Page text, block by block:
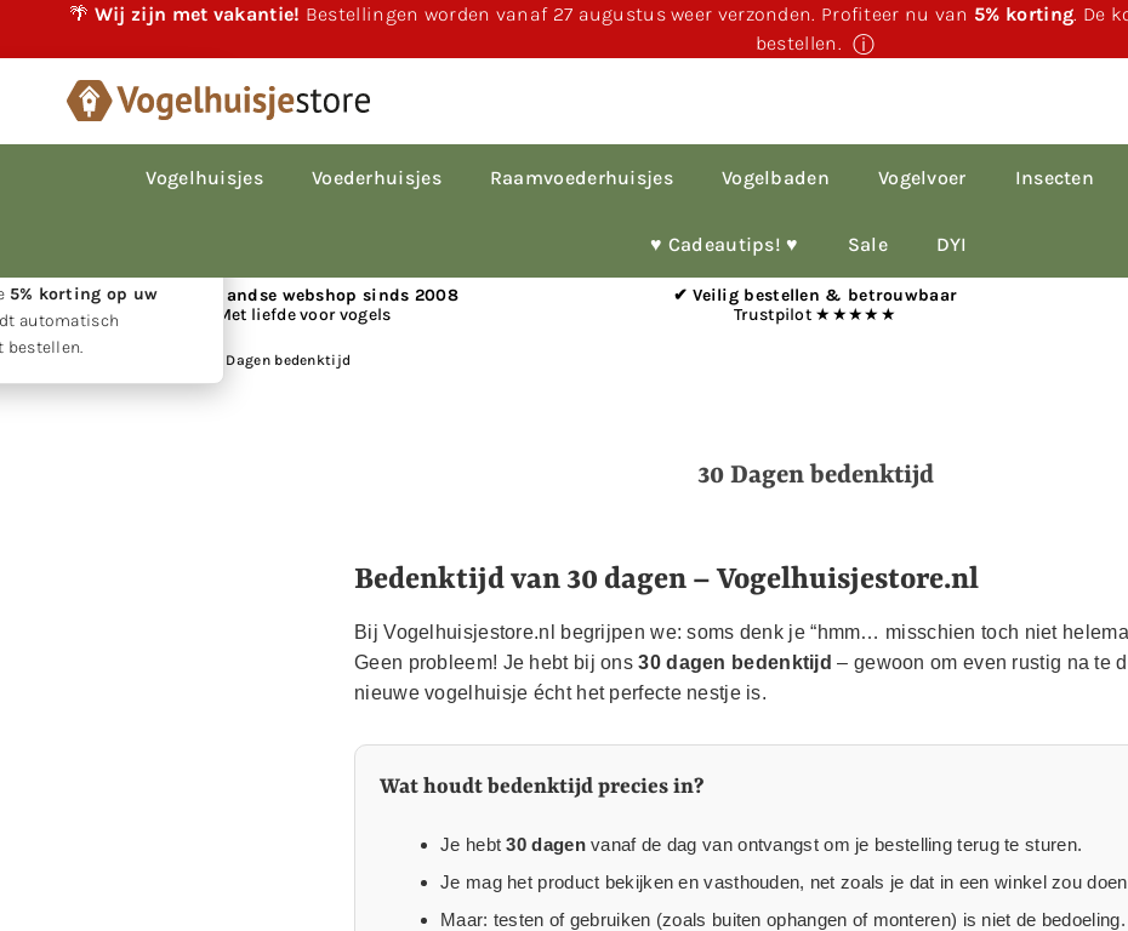
🌴 Wij zijn met vakantie! Bestellingen worden vanaf 27 augustus weer verzonden. Profiteer nu van 5% korting. De
bestellen. ⓘ
×
gewoon
bestellingen worden
5% korting op uw
automatisch
bestellen.
Vogelhuisjes Voederhuisjes Raamvoederhuisjes Vogelbaden Vogelvoer Insecten
♥︎ Cadeautips! ♥︎ Sale DYI
📍 Nederlandse webshop sinds 2008
Met liefde voor vogels
✔ Veilig bestellen & betrouwbaar
Trustpilot ★★★★★
30 Dagen bedenktijd
30 Dagen bedenktijd
Bedenktijd van 30 dagen – Vogelhuisjestore.nl
Bij Vogelhuisjestore.nl begrijpen we: soms denk je “hmm… misschien toch niet
Geen probleem! Je hebt bij ons30 dagen bedenktijd – gewoon om even rustig na te
nieuwe vogelhuisje écht het perfecte nestje is.
Wat houdt bedenktijd precies in?
Je hebt30 dagenvanaf de dag van ontvangst om je bestelling terug te sturen.
Je mag het product bekijken en vasthouden, net zoals je dat in een winkel zou
Maar: testen of gebruiken (zoals buiten ophangen of monteren) is niet de bedoeling.